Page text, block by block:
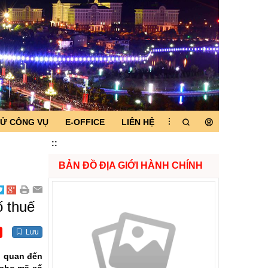
CÔNG VỤ E-OFFICE LIÊN HỆ
::
thuế
Lưu
quan đến
BẢN ĐỒ ĐỊA GIỚI HÀNH CHÍNH